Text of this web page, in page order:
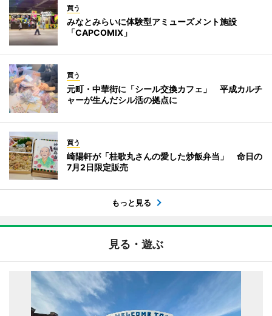
買う
みなとみらいに体験型アミューズメント施設
「CAPCOMIX」
買う
元町・中華街に「シール交換カフェ」 平成カルチ
ャーが生んだシル活の拠点に
買う
崎陽軒が「桂歌丸さんの愛した炒飯弁当」 命日の
7月2日限定販売
もっと見る
見る・遊ぶ